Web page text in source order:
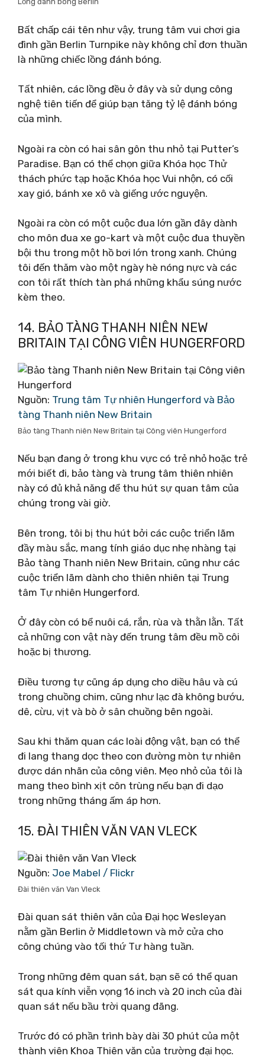
Bất chấp cái tên như vậy, trung tâm vui chơi gia
đình gần Berlin Turnpike này không chỉ đơn thuần
là những chiếc lồng đánh bóng.
Tất nhiên, các lồng đều ở đây và sử dụng công
nghệ tiên tiến để giúp bạn tăng tỷ lệ đánh bóng
của mình.
Ngoài ra còn có hai sân gôn thu nhỏ tại Putter’s
Paradise. Bạn có thể chọn giữa Khóa học Thử
thách phức tạp hoặc Khóa học Vui nhộn, có cối
xay gió, bánh xe xô và giếng ước nguyện.
Ngoài ra còn có một cuộc đua lớn gần đây dành
cho môn đua xe go-kart và một cuộc đua thuyền
bội thu trong một hồ bơi lớn trong xanh. Chúng
tôi đến thăm vào một ngày hè nóng nực và các
con tôi rất thích tàn phá những khẩu súng nước
kèm theo.
14. BẢO TÀNG THANH NIÊN NEW
BRITAIN TẠI CÔNG VIÊN HUNGERFORD
Nguồn: Trung tâm Tự nhiên Hungerford và Bảo
tàng Thanh niên New Britain
Bảo tàng Thanh niên New Britain tại Công viên Hungerford
Nếu bạn đang ở trong khu vực có trẻ nhỏ hoặc trẻ
mới biết đi, bảo tàng và trung tâm thiên nhiên
này có đủ khả năng để thu hút sự quan tâm của
chúng trong vài giờ.
Bên trong, tôi bị thu hút bởi các cuộc triển lãm
đầy màu sắc, mang tính giáo dục nhẹ nhàng tại
Bảo tàng Thanh niên New Britain, cũng như các
cuộc triển lãm dành cho thiên nhiên tại Trung
tâm Tự nhiên Hungerford.
Ở đây còn có bể nuôi cá, rắn, rùa và thằn lằn. Tất
cả những con vật này đến trung tâm đều mồ côi
hoặc bị thương.
Điều tương tự cũng áp dụng cho diều hâu và cú
trong chuồng chim, cũng như lạc đà không bướu,
dê, cừu, vịt và bò ở sân chuồng bên ngoài.
Sau khi thăm quan các loài động vật, bạn có thể
đi lang thang dọc theo con đường mòn tự nhiên
được dán nhãn của công viên. Mẹo nhỏ của tôi là
mang theo bình xịt côn trùng nếu bạn đi dạo
trong những tháng ấm áp hơn.
15. ĐÀI THIÊN VĂN VAN VLECK
Nguồn: Joe Mabel / Flickr
Đài thiên văn Van Vleck
Đài quan sát thiên văn của Đại học Wesleyan
nằm gần Berlin ở Middletown và mở cửa cho
công chúng vào tối thứ Tư hàng tuần.
Trong những đêm quan sát, bạn sẽ có thể quan
sát qua kính viễn vọng 16 inch và 20 inch của đài
quan sát nếu bầu trời quang đãng.
Trước đó có phần trình bày dài 30 phút của một
thành viên Khoa Thiên văn của trường đại học.